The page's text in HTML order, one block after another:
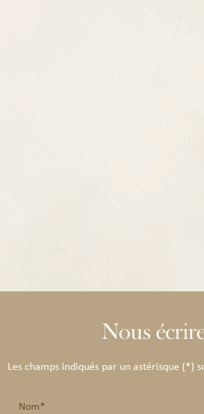
Nous
Les champs indiqués par un astérisque (*)
Nom*